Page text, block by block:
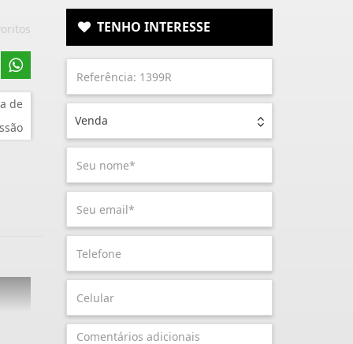
de
TENHO INTERESSE
Venda